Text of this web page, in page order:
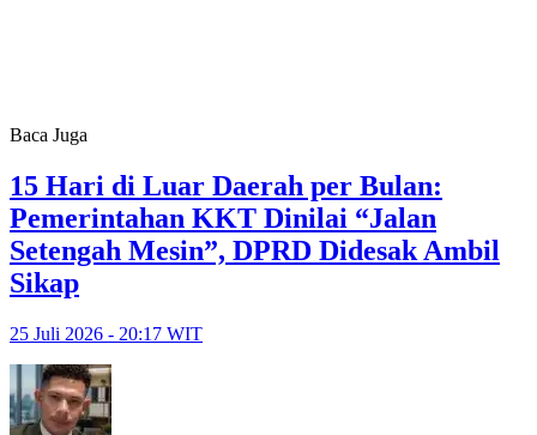
Baca Juga
15 Hari di Luar Daerah per Bulan:
Pemerintahan KKT Dinilai “Jalan
Setengah Mesin”, DPRD Didesak Ambil
Sikap
25 Juli 2026 - 20:17 WIT